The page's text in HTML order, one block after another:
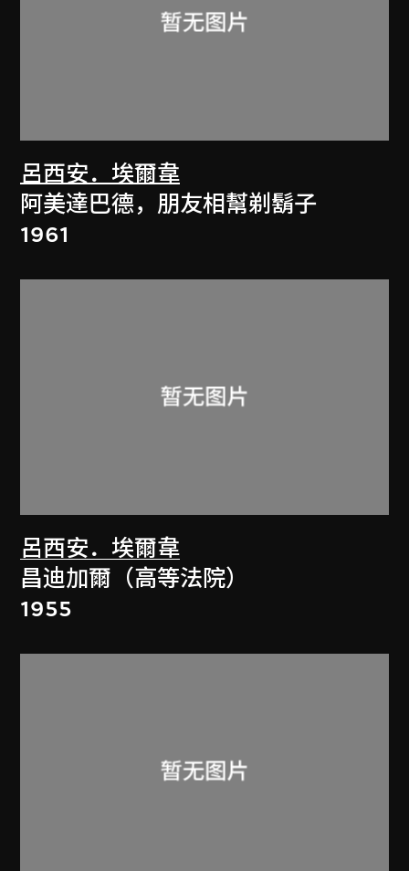
呂西安．埃爾韋
阿美達巴德，朋友相幫剃鬍子
1961
呂西安．埃爾韋
昌迪加爾（高等法院）
1955